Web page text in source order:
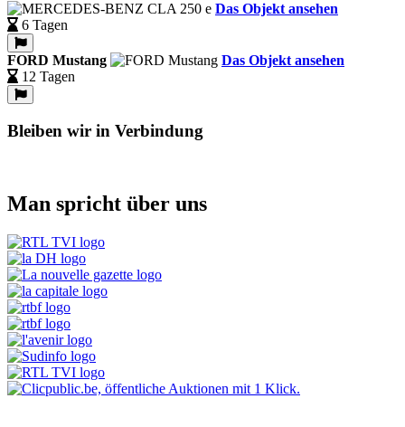
Das Objekt ansehen
6 Tagen
FORD Mustang
Das Objekt ansehen
12 Tagen
Bleiben wir in Verbindung
Man spricht über uns